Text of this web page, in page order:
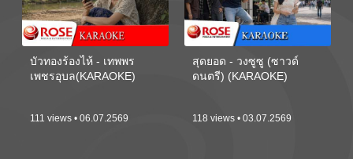
บัวทองร้องไห้ - เทพพร
เพชรอุบล(KARAOKE)
111 views • 06.07.2569
สุดยอด - วงซูซู (ซาวด์
ดนตรี) (KARAOKE)
118 views • 03.07.2569